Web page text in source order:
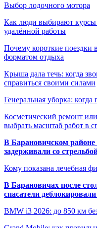
Выбор лодочного мотора
Как люди выбирают курсы
удалённой работы
Почему короткие поездки
форматом отдыха
Крыша дала течь: когда
справиться своими силами
Генеральная уборка:
Косметический ремонт
выбрать масштаб работ в
В Барановичском районе
задерживали со
Кому показана лечебная
В Барановичах после
спасатели
BMW i3 2026: до 850 км